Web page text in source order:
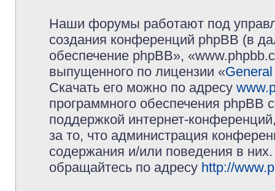
Наши форумы работают под
создания конференций phpBB (в
обеспечение phpBB»,
выпущенного по лицензии «
Скачать его можно по адресу
программного обеспечения phpBB
поддержкой интернет-
за то, что администрация
содержания и/или поведения в
обращайтесь по адресу http://